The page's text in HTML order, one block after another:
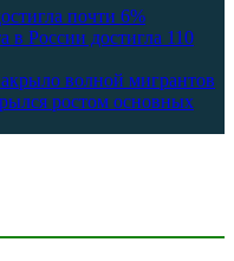
почти 6%
в России достигла 110
волной мигрантов
ростом основных